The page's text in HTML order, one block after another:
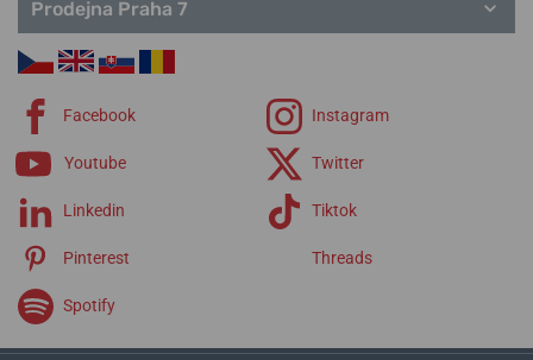
Prodejna Praha 7
Facebook Instagram
Youtube Twitter
Linkedin Tiktok
Pinterest Threads
Spotify